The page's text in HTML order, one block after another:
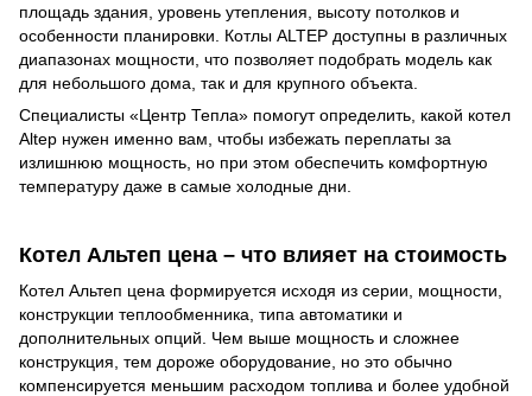
площадь здания, уровень утепления, высоту потолков и
особенности планировки. Котлы ALTEP доступны в различных
диапазонах мощности, что позволяет подобрать модель как
для небольшого дома, так и для крупного объекта.
Специалисты «Центр Тепла» помогут определить, какой котел
Altep нужен именно вам, чтобы избежать переплаты за
излишнюю мощность, но при этом обеспечить комфортную
температуру даже в самые холодные дни.
Котел Альтеп цена – что влияет на стоимость
Котел Альтеп цена формируется исходя из серии, мощности,
конструкции теплообменника, типа автоматики и
дополнительных опций. Чем выше мощность и сложнее
конструкция, тем дороже оборудование, но это обычно
компенсируется меньшим расходом топлива и более удобной